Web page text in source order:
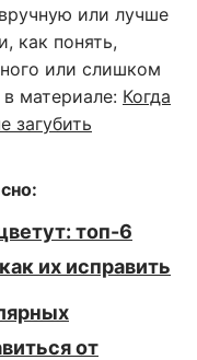
или лучше
как понять,
или слишком
материале: Когда
загубить
топ-6
их исправить
от